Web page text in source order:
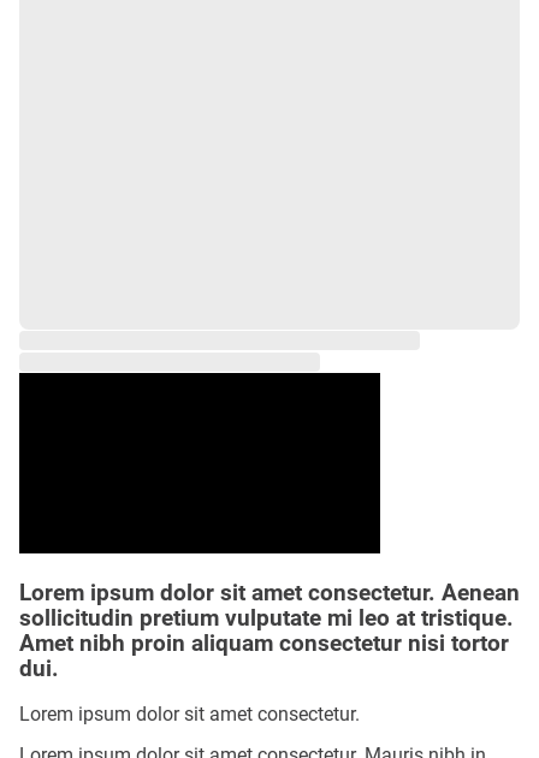
Lorem ipsum dolor sit amet consectetur. Aenean
sollicitudin pretium vulputate mi leo at tristique.
Amet nibh proin aliquam consectetur nisi tortor
dui.
Lorem ipsum dolor sit amet consectetur.